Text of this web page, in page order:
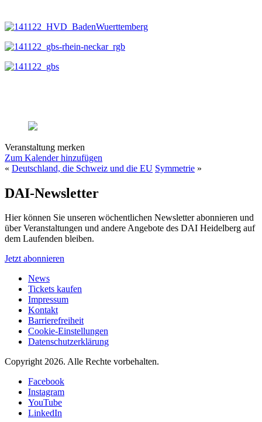
Veranstaltung merken
Zum Kalender hinzufügen
« Deutschland, die Schweiz und die EU Symmetrie »
DAI-Newsletter
Hier können Sie unseren wöchentlichen Newsletter abonnieren und
über Veranstaltungen und andere Angebote des DAI Heidelberg auf
dem Laufenden bleiben.
Jetzt abonnieren
News
Tickets kaufen
Impressum
Kontakt
Barrierefreiheit
Cookie-Einstellungen
Datenschutzerklärung
Copyright 2026. Alle Rechte vorbehalten.
Facebook
Instagram
YouTube
LinkedIn